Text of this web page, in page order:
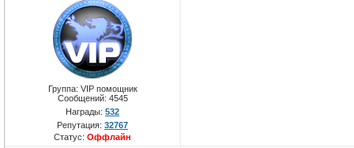
Группа: VIP помощник
Сообщений: 4545
Награды: 532
Репутация: 32767
Статус: Оффлайн